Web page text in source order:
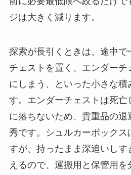
ジは大きく減ります。
探索が長引くときは、途中で
チェストを置く、エンダー
にしまう、といった小さな積
す。エンダーチェストは死亡
に落ちないため、貴重品の退
秀です。シュルカーボックス
すが、持ったまま深追いしす
えるので、運搬用と保管用を